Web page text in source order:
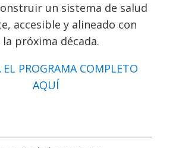
un sistema de salud
accesible y alineado con
próxima década.
EL PROGRAMA COMPLETO
AQUÍ